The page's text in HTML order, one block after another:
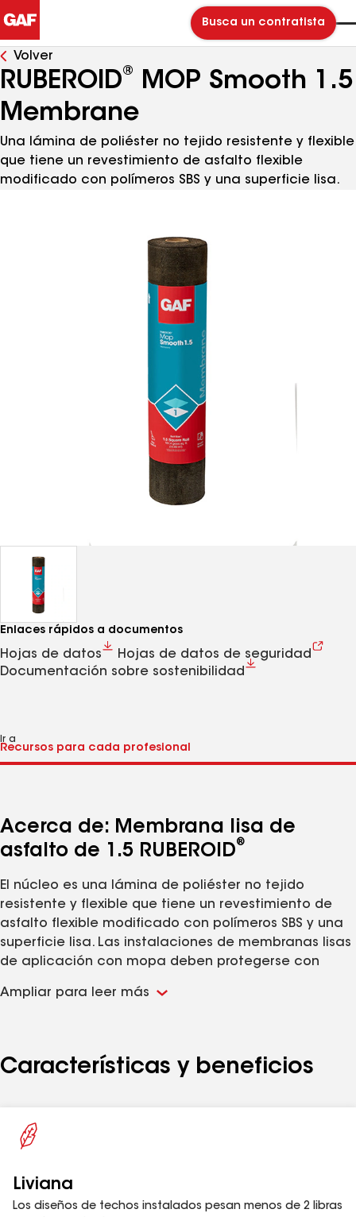
Busca un contratista
Volver
RUBEROID®
MOP Smooth 1.5
Membrane
Una lámina de poliéster no tejido resistente y flexible
que tiene un revestimiento de asfalto flexible
modificado con polímeros SBS y una superficie lisa.
Enlaces rápidos a documentos
Hojas de datos
Hojas de datos de seguridad
Documentación sobre sostenibilidad
Ir a
Acerca de: Membrana lisa de
asfalto de 1.5 RUBEROID®
El núcleo es una lámina de poliéster no tejido
resistente y flexible que tiene un revestimiento de
asfalto flexible modificado con polímeros SBS y una
superficie lisa. Las instalaciones de membranas lisas
de aplicación con mopa deben protegerse con
una compañía con más de 130 años de trayectoria
años; construcciones de sistemas selectos
disponibles con cobertura de hasta 20 años de
y las restricciones.
Ampliar para leer más
Características y beneficios
Liviana
Los diseños de techos instalados pesan menos de 2 libras